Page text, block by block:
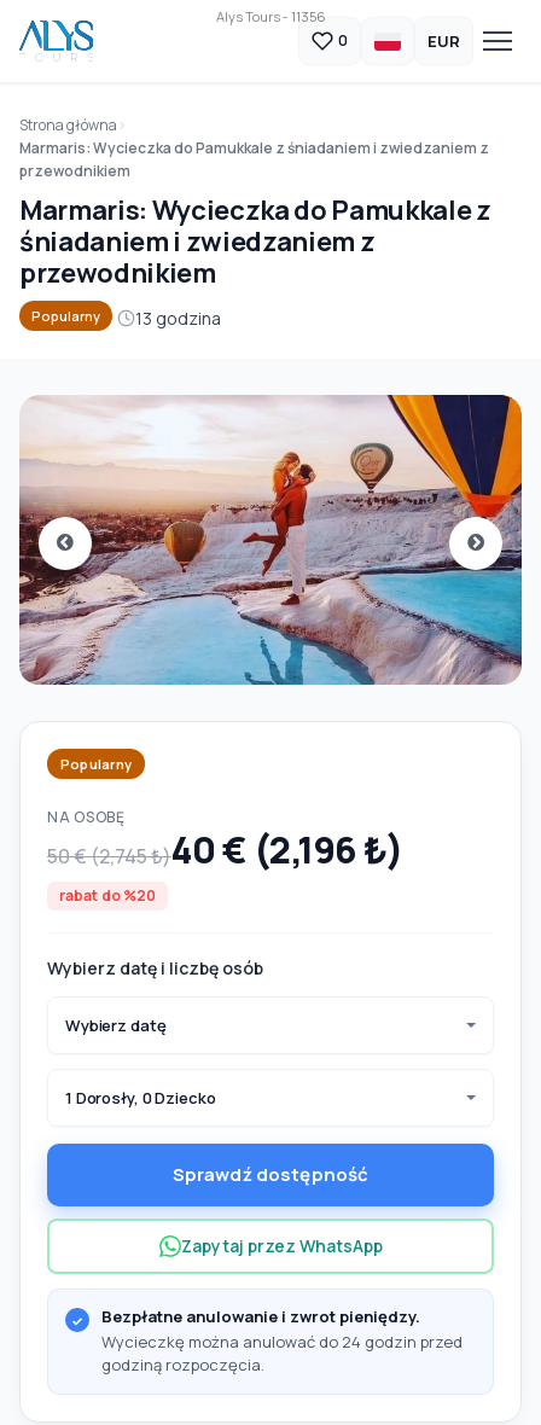
Alys Tours - 11356
0 EUR
Strona główna
Marmaris: Wycieczka do Pamukkale z śniadaniem i zwiedzaniem z
przewodnikiem
Marmaris: Wycieczka do Pamukkale z
śniadaniem i zwiedzaniem z
przewodnikiem
Popularny 13 godzina
Popularny
NA OSOBĘ
50 € (2,745 ₺)40 € (2,196 ₺)
rabat do %20
Wybierz datę i liczbę osób
Wybierz datę
1 Dorosły, 0 Dziecko
Sprawdź dostępność
Zapytaj przez WhatsApp
Bezpłatne anulowanie i zwrot pieniędzy.
Wycieczkę można anulować do 24 godzin przed
godziną rozpoczęcia.